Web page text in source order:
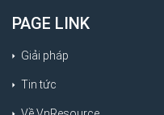
PAGE LINK
Giải pháp
Tin tức